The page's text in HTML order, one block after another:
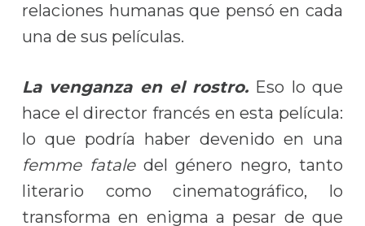
relaciones humanas que pensó en cada
una de sus películas.
La venganza en el rostro. Eso lo que
hace el director francés en esta película:
lo que podría haber devenido en una
femme fataledel género negro, tanto
literario como cinematográfico, lo
transforma en enigma a pesar de que